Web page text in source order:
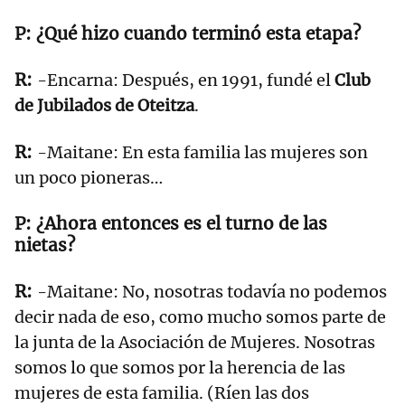
¿Qué hizo cuando terminó esta etapa?
-Encarna: Después, en 1991, fundé elClub
de Jubilados de Oteitza.
-Maitane: En esta familia las mujeres son
un poco pioneras…
¿Ahora entonces es el turno de las
nietas?
-Maitane: No, nosotras todavía no podemos
decir nada de eso, como mucho somos parte de
la junta de la Asociación de Mujeres. Nosotras
somos lo que somos por la herencia de las
mujeres de esta familia. (Ríen las dos